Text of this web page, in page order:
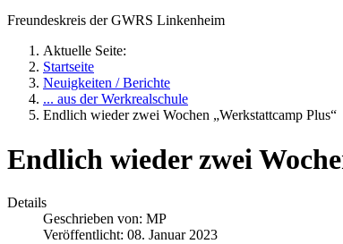
Freundeskreis der GWRS Linkenheim
Aktuelle Seite:
Startseite
Neuigkeiten / Berichte
... aus der Werkrealschule
Endlich wieder zwei Wochen „Werkstattcamp Plus“
Endlich wieder zwei
Details
Geschrieben von: MP
Veröffentlicht: 08. Januar 2023